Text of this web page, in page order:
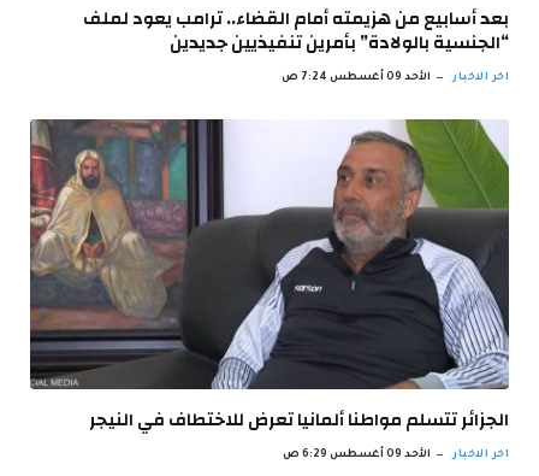
بعد أسابيع من هزيمته أمام القضاء.. ترامب يعود لملف
“الجنسية بالولادة” بأمرين تنفيذيين جديدين
اخر الاخبار الأحد 09 أغسطس 7:24 ص
الجزائر تتسلم مواطنا ألمانيا تعرض للاختطاف في النيجر
اخر الاخبار الأحد 09 أغسطس 6:29 ص